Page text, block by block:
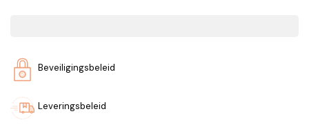
Beveiligingsbeleid
Leveringsbeleid